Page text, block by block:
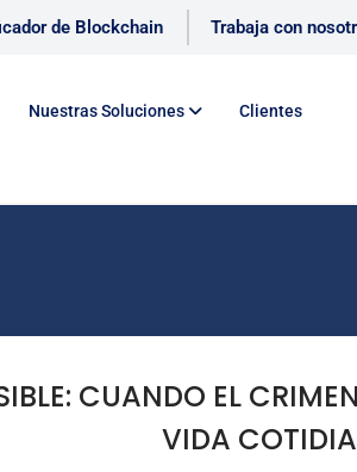
de Blockchain Trabaja con
Nuestras Soluciones Clientes
CUANDO EL
VIDA